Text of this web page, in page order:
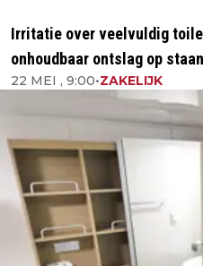
Irritatie over veelvuldig
onhoudbaar ontslag op
22 MEI , 9:00•ZAKELIJK